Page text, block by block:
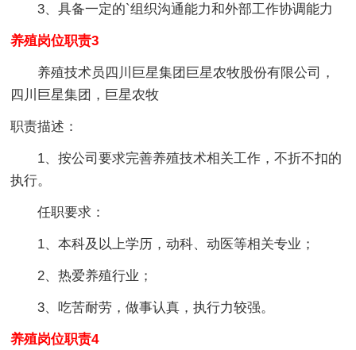
3、具备一定的`组织沟通能力和外部工作协调能力
养殖岗位职责3
养殖技术员四川巨星集团巨星农牧股份有限公司，
四川巨星集团，巨星农牧
职责描述：
1、按公司要求完善养殖技术相关工作，不折不扣的
执行。
任职要求：
1、本科及以上学历，动科、动医等相关专业；
2、热爱养殖行业；
3、吃苦耐劳，做事认真，执行力较强。
养殖岗位职责4